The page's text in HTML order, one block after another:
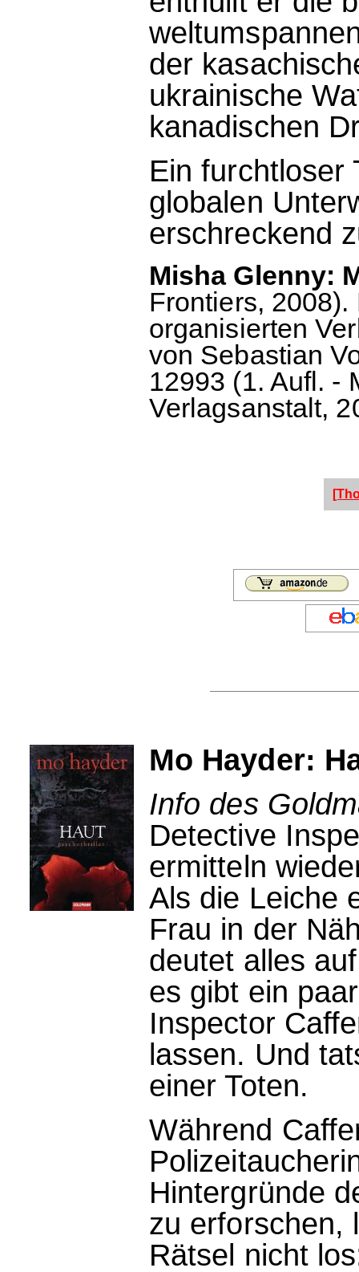
der
ukrainische
kanadischen
Ein furchtloser
globalen
erschreckend
Misha Glenny:
Frontiers,
organisierten
von Sebastian
12993 (1. Aufl. -
Verlagsanstalt,
Mo Hayder:
Info des
Detective
ermitteln
Als die Leiche
Frau in der
deutet alles
es gibt ein
Inspector
lassen. Und
einer Toten.
Während
Hintergründe
zu erforschen,
Rätsel nicht